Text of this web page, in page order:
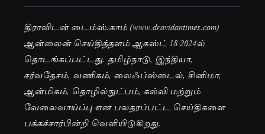
திராவிடன் டைம்ஸ்.காம் (www.dravidantimes.com)
ஆன்லைன் செய்தித்தளம் ஆகஸ்ட் 18 2024ல்
தொடங்கப்பட்டது. தமிழ்நாடு, இந்தியா,
சர்வதேசம், வணிகம், லைஃப்ஸ்டைல், சினிமா,
ஆன்மிகம், தொழில்நுட்பம், கல்வி மற்றும்
வேலைவாய்ப்பு என பலதரப்பட்ட செய்திகளை
பக்கச்சார்பின்றி வெளியிடுகிறது.